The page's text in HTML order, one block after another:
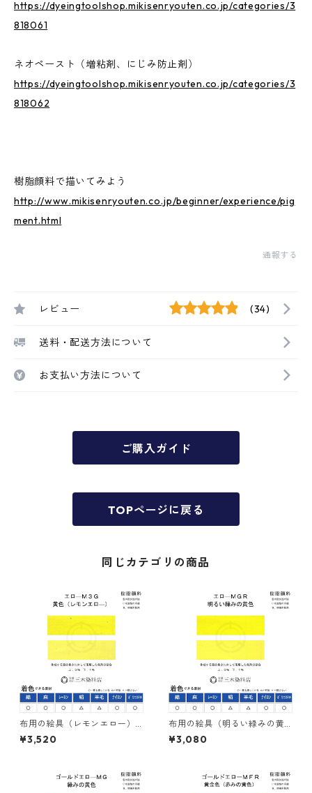
https://dyeingtoolshop.mikisenryouten.co.jp/categories/3
818061
ネオペースト（増粘剤、にじみ防止剤）
https://dyeingtoolshop.mikisenryouten.co.jp/categories/3
818062
樹脂顔料で描いてみよう
http://www.mikisenryouten.co.jp/beginner/experience/pig
ment.html
通報する
レビュー (34)
送料・配送方法について
お支払い方法について
ご購入ガイド
TOPページに戻る
同じカテゴリの商品
布用の絵具（レモンエロー）
｜500g｜ネオカラーエローＭ
３Ｇ｜樹脂顔料(ピグメントレ
¥3,520
布用の絵具（明るい緑みの黄
色）｜500g｜ネオカラーエロ
ーＭＧＲ｜樹脂顔料(ピグメン
¥3,080